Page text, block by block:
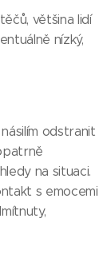
většina lidí
nízký,
odstranit
na situaci.
s emocemi